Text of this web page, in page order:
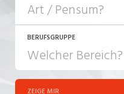
JOB-TYP
Festanstellung
BERUFSGRUPPE
ZEIGE MIR